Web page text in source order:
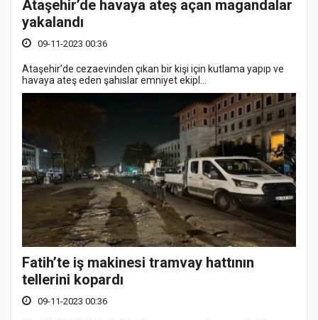
Ataşehir’de havaya ateş açan magandalar
yakalandı
09-11-2023 00:36
Ataşehir’de cezaevinden çıkan bir kişi için kutlama yapıp ve
havaya ateş eden şahıslar emniyet ekipl...
Fatih’te iş makinesi tramvay hattının
tellerini kopardı
09-11-2023 00:36